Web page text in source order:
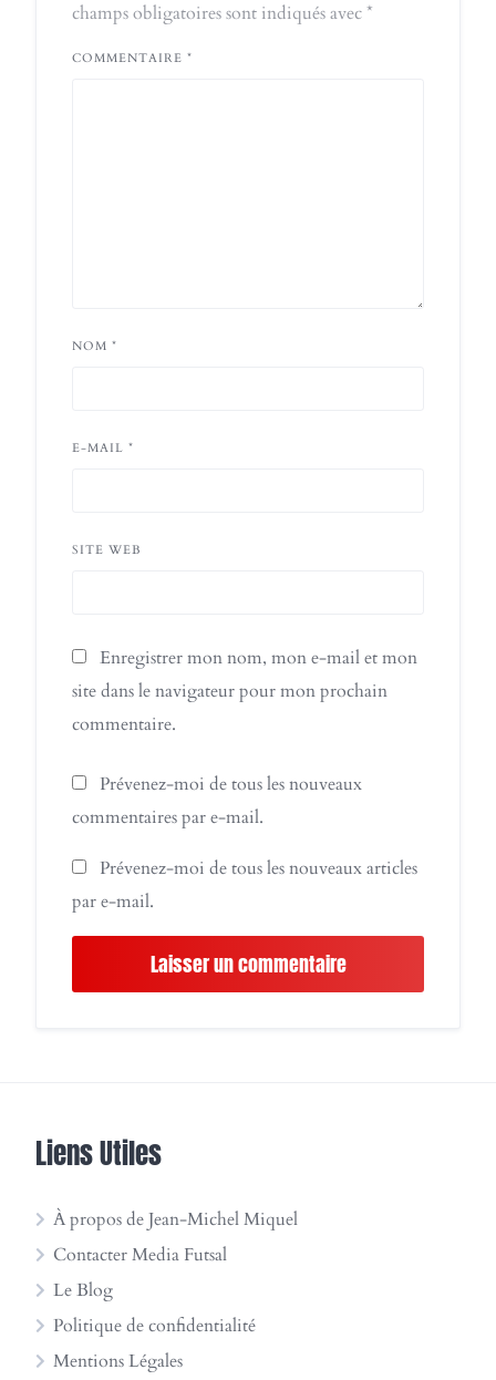
champs obligatoires sont indiqués avec*
COMMENTAIRE *
NOM *
E-MAIL *
SITE WEB
Enregistrer mon nom, mon e-mail et mon
site dans le navigateur pour mon prochain
commentaire.
Prévenez-moi de tous les nouveaux
commentaires par e-mail.
Prévenez-moi de tous les nouveaux articles
par e-mail.
Liens Utiles
À propos de Jean-Michel Miquel
Contacter Media Futsal
Le Blog
Politique de confidentialité
Mentions Légales